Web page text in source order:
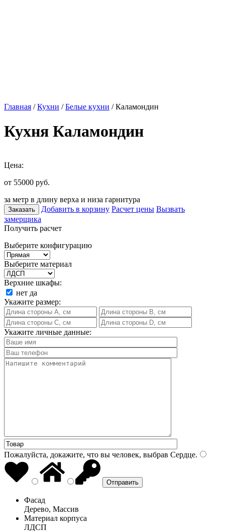
Главная /Кухни /Белые кухни / Каламондин
Кухня Каламондин
Цена:
от 55000 руб.
за метр в длину верха и низа гарнитура
Заказать Добавить в корзину Расчет цены Вызвать
замерщика
Получить расчет
Выберите конфигурацию
Выберите материал
Верхние шкафы:
нет да
Укажите размер:
Укажите личные данные:
Пожалуйста, докажите, что вы человек, выбрав Сердце.
Фасад
Дерево, Массив
Материал корпуса
ЛДСП